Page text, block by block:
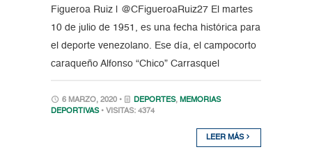
Figueroa Ruiz | @CFigueroaRuiz27 El martes
10 de julio de 1951, es una fecha histórica para
el deporte venezolano. Ese día, el campocorto
caraqueño Alfonso “Chico” Carrasquel
6 MARZO, 2020 • DEPORTES, MEMORIAS
DEPORTIVAS • VISITAS: 4374
LEER MÁS